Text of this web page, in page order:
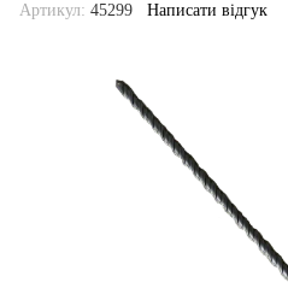
Артикул: 45299 Написати відгук